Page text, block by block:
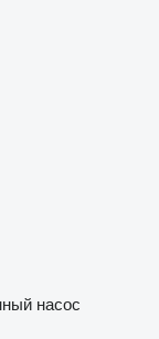
насос